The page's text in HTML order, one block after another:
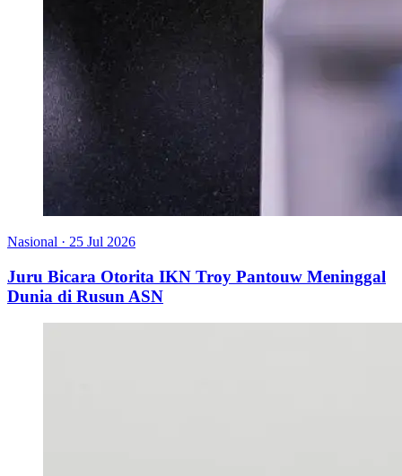
Nasional · 25 Jul 2026
Juru Bicara Otorita IKN Troy Pantouw Meninggal
Dunia di Rusun ASN